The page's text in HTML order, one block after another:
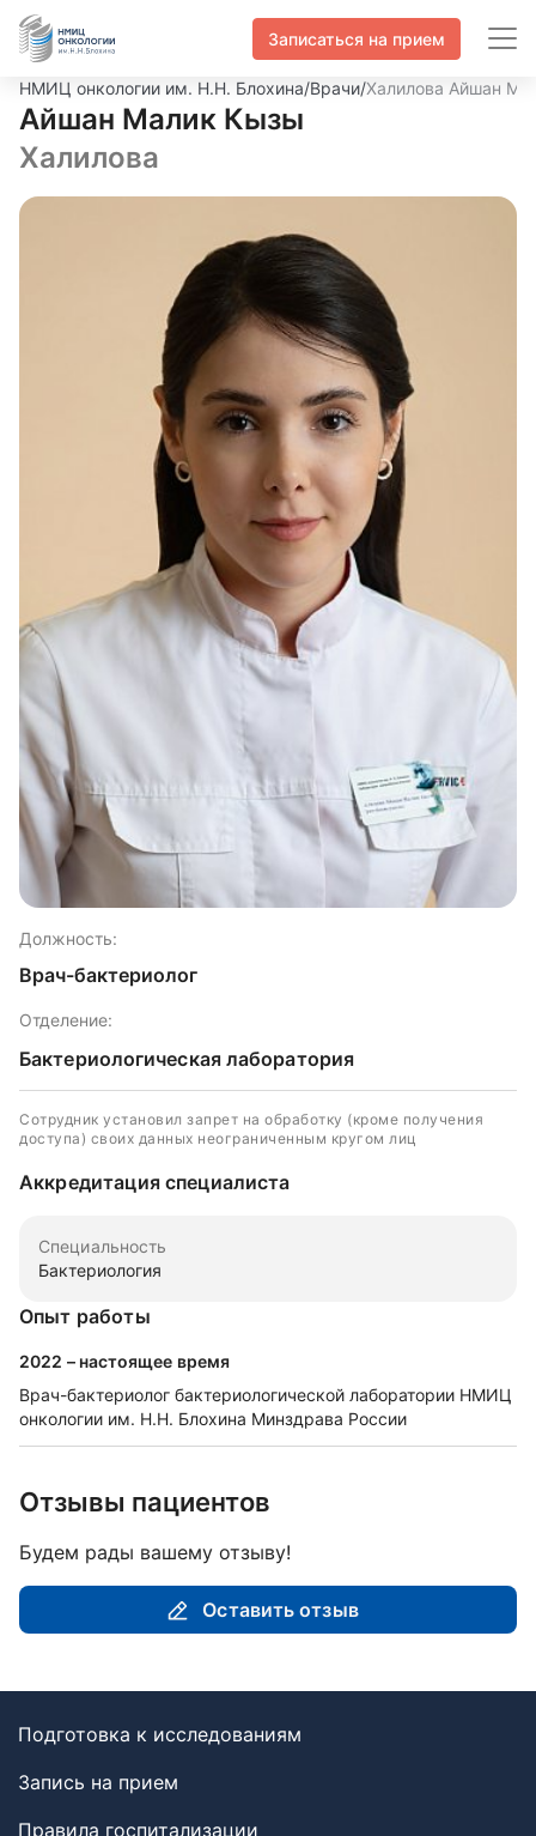
Записаться на прием
НМИЦ онкологии им. Н.Н. Блохина/Врачи/Халилова Айшан
Айшан Малик Кызы
Халилова
Должность:
Врач-бактериолог
Отделение:
Бактериологическая лаборатория
Сотрудник установил запрет на обработку (кроме получения
доступа) своих данных неограниченным кругом лиц
Аккредитация специалиста
Специальность
Бактериология
Опыт работы
2022 – настоящее время
Врач-бактериолог бактериологической лаборатории НМИЦ
онкологии им. Н.Н. Блохина Минздрава России
Отзывы пациентов
Будем рады вашему отзыву!
Оставить отзыв
Подготовка к исследованиям
Запись на прием
Правила госпитализации